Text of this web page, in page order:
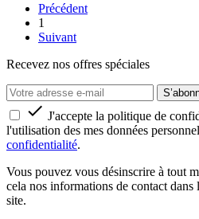
Précédent
1
Suivant
Recevez nos offres spéciales
 J'accepte la politique de
l'utilisation des mes données
confidentialité.
Vous pouvez vous désinscrire à tout
cela nos informations de contact
site.